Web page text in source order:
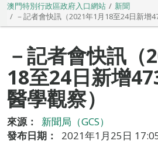
澳門特別行政區政府入口網站
新聞
－記者會快訊（2021年1月18至24日新增
－記者會快訊（
18至24日新增
醫學觀察）
來源：
新聞局（GCS）
發布日期：
2021年1月25日